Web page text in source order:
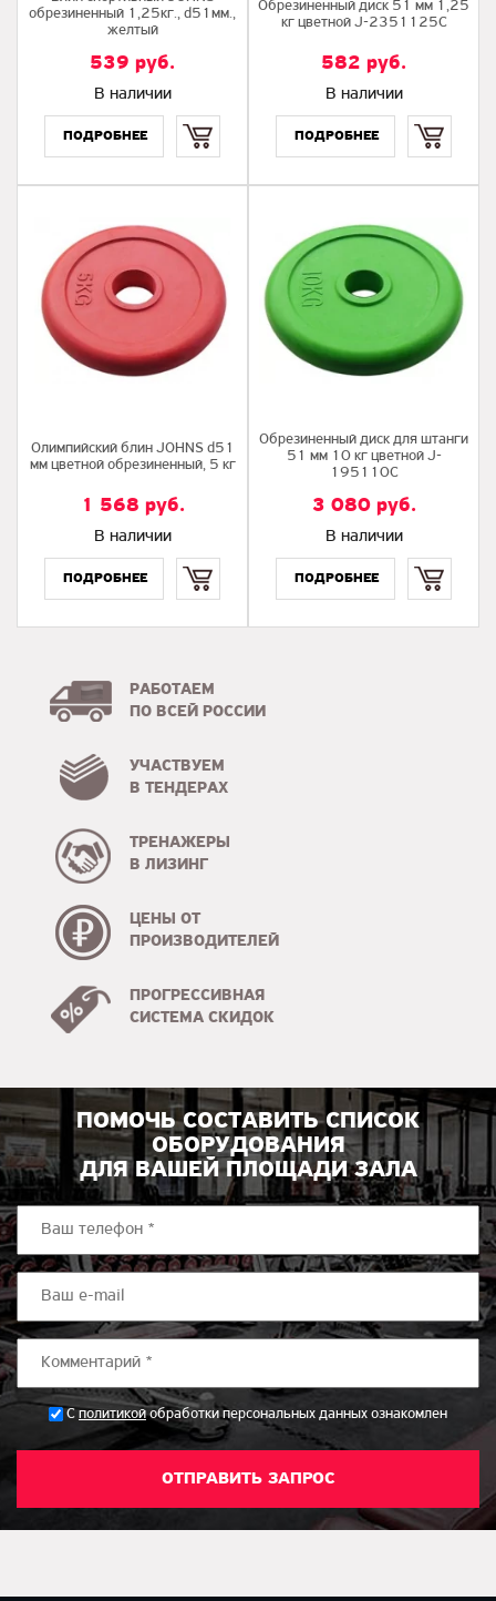
обрезиненный 1,25кг., d51мм.,
желтый
539 руб.
В наличии
Обрезиненный диск 51 мм 1,25
кг цветной J-2351125C
582 руб.
В наличии
Олимпийский блин JOHNS d51
мм цветной обрезиненный, 5 кг
1 568 руб.
В наличии
Обрезиненный диск для штанги
51 мм 10 кг цветной J-
195110C
3 080руб.
В наличии
РАБОТАЕМ
ПО ВСЕЙ РОССИИ
УЧАСТВУЕМ
В ТЕНДЕРАХ
ТРЕНАЖЕРЫ
В ЛИЗИНГ
ЦЕНЫ ОТ
ПРОИЗВОДИТЕЛЕЙ
ПРОГРЕССИВНАЯ
СИСТЕМА СКИДОК
ПОМОЧЬ СОСТАВИТЬ СПИСОК
ОБОРУДОВАНИЯ
ДЛЯ ВАШЕЙ ПЛОЩАДИ ЗАЛА
* Сполитикойобработки персональных данных ознакомлен